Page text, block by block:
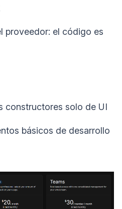
proveedor: el código es
constructores solo de UI
básicos de desarrollo